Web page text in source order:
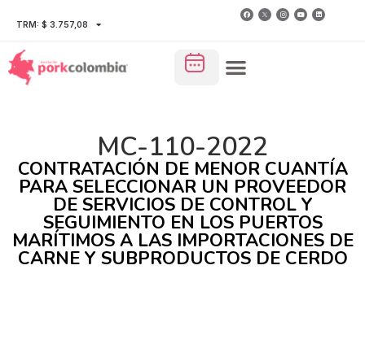
TRM: $ 3.757,08
MC-110-2022
CONTRATACIÓN DE MENOR CUANTÍA
PARA SELECCIONAR UN PROVEEDOR
DE SERVICIOS DE CONTROL Y
SEGUIMIENTO EN LOS PUERTOS
MARÍTIMOS A LAS IMPORTACIONES DE
CARNE Y SUBPRODUCTOS DE CERDO